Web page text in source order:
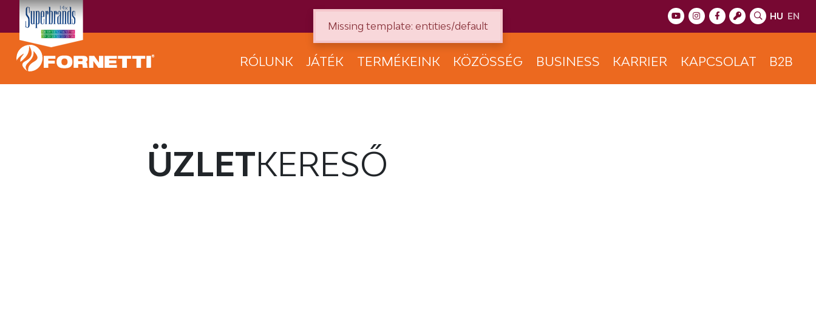
HU EN
RÓLUNK JÁTÉK TERMÉKEINK KÖZÖSSÉG BUSINESS KARRIER KAPCSOLAT B2B
ÜZLETKERESŐ
Missing template: entities/default